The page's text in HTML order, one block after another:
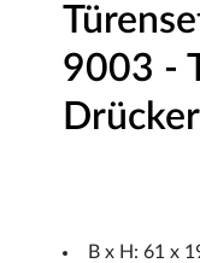
9003 -
B x H: 61 x